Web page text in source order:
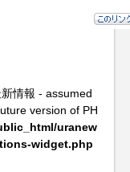
情報 - assumed
version of PH
uranew
widget.php